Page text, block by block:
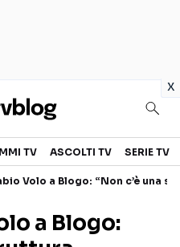
x
SERIE TV
TV ASCOLTI TV SERIE TV
Volo a Blogo: “Non c’è
a Blogo: